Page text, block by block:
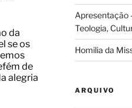
da
se os
de
alegria
Apresentação
Teologia,
Homilia da
ARQUIVO